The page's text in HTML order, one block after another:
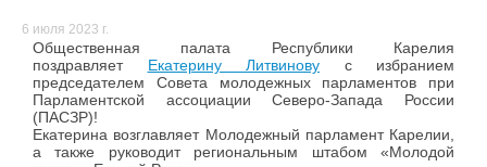
6 июля 2023 г.
Общественная палата Республики Карелия
поздравляет Екатерину Литвинову с избранием
председателем Совета молодежных парламентов при
Парламентской ассоциации Северо-Запада России
(ПАСЗР)!
Екатерина возглавляет Молодежный парламент Карелии,
а также руководит региональным штабом «Молодой